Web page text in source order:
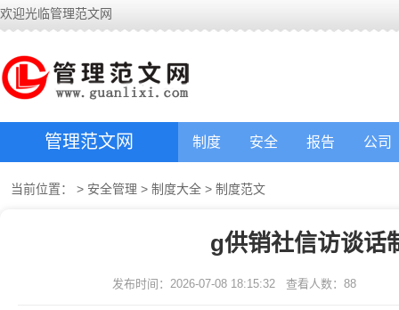
欢迎光临管理范文网
管理范文网 制度 安全 报告 公司
当前位置： > 安全管理 > 制度大全 > 制度范文
g供销社信访谈话
发布时间：2026-07-08 18:15:32 查看人数： 88